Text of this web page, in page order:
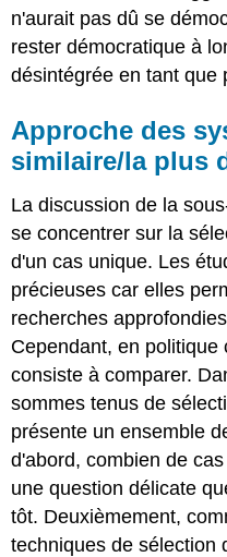
n'aurait pas dû se
rester démocratique à
désintégrée en tant que
Approche des
similaire/la plus
La discussion de la
se concentrer sur la
d'un cas unique. Les
précieuses car elles
recherches
Cependant, en
consiste à comparer.
sommes tenus de
présente un ensemble
d'abord, combien de
une question délicate
tôt. Deuxièmement,
techniques de sélection